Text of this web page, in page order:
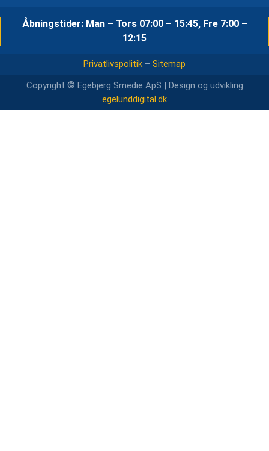
Åbningstider: Man – Tors 07:00 – 15:45, Fre 7:00 –
12:15
Privatlivspolitik – Sitemap
Copyright © Egebjerg Smedie ApS | Design og udvikling
egelunddigital.dk